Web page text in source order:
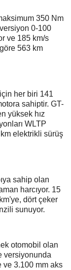
350 Nm
0-100
ve 185 km/s
563 km
her biri 141
sahiptir. GT-
yüksek hız
WLTP
elektrikli sürüş
sahip olan
harcıyor. 15
dört çeker
sunuyor.
otomobil olan
versiyonunda
ve 3.100 mm aks